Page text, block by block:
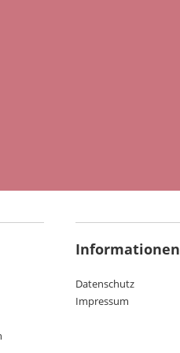
Informationen
Datenschutz
Impressum